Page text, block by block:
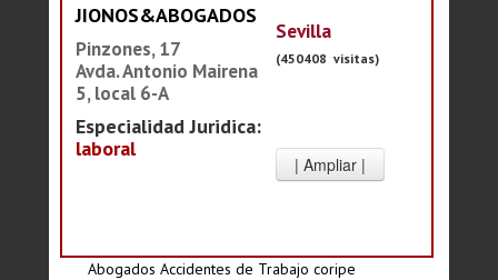
JIONOS&ABOGADOS
Pinzones, 17
Avda. Antonio Mairena
5, local 6-A
Especialidad Juridica:
laboral
Sevilla
(450408 visitas)
Abogados Accidentes de Trabajo coripe